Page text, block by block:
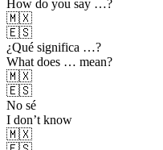
How do you say …?
🇲🇽
🇪🇸
¿Qué significa …?
What does … mean?
🇲🇽
🇪🇸
No sé
I don’t know
🇲🇽